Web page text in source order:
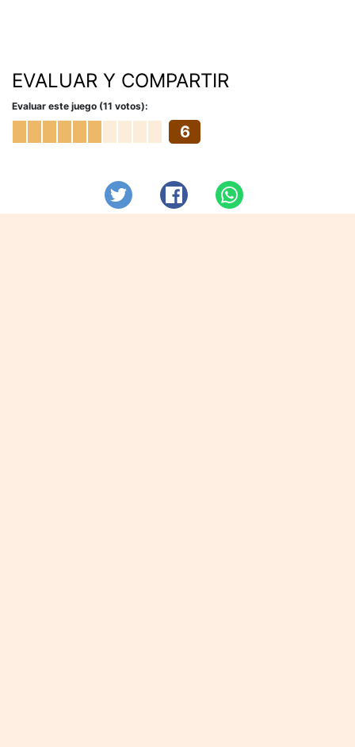
EVALUAR Y COMPARTIR
Evaluar este juego (11 votos):
6